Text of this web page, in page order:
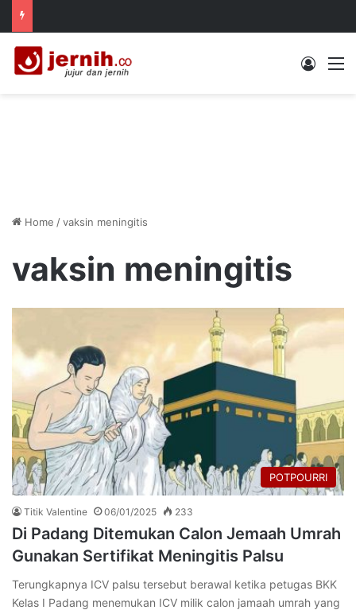
Log In
Home /vaksin meningitis
vaksin meningitis
POTPOURRI
Titik Valentine 06/01/2025 233
Di Padang Ditemukan Calon Jemaah Umrah
Gunakan Sertifikat Meningitis Palsu
Terungkapnya ICV palsu tersebut berawal ketika petugas BKK
Kelas I Padang menemukan ICV milik calon jamaah umrah yang